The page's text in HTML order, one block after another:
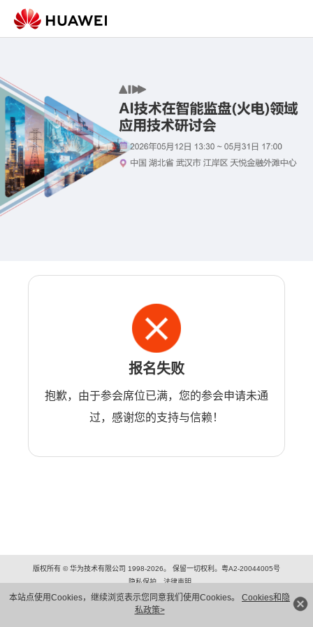
本站点使用Cookies，继续浏览表示您同意我们使用Cookies。 Cookies和隐
私政策>
报名失败
抱歉，由于参会席位已满，您的参会申请未通
过，感谢您的支持与信赖！
版权所有 © 华为技术有限公司 1998-2026。 保留一切权利。粤A2-20044005号
隐私保护
法律声明